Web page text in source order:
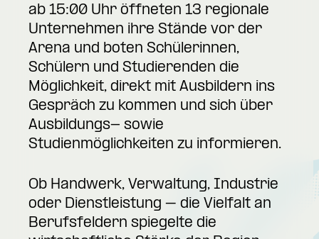
ab 15:00 Uhr öffneten 13 regionale
Unternehmen ihre Stände vor der
Arena und boten Schülerinnen,
Schülern und Studierenden die
Möglichkeit, direkt mit Ausbildern ins
Gespräch zu kommen und sich über
Ausbildungs- sowie
Studienmöglichkeiten zu informieren.
Ob Handwerk, Verwaltung, Industrie
oder Dienstleistung – die Vielfalt an
Berufsfeldern spiegelte die